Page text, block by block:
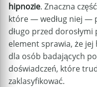
hipnozie. Znaczna
które — według niej —
długo przed
element sprawia, że
dla osób badających
doświadczeń, które
zaklasyfikować.